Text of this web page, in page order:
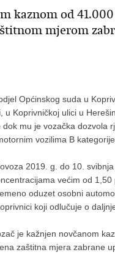
kaznom od
mjerom
Općinskog suda u
u Koprivničkoj ulici u
mu je vozačka dozvola
vozilima B
2019. g. do 10.
većim od
oduzet osobni
koji odlučuje o
je kažnjen novčanom
zaštitna mjera zabrane